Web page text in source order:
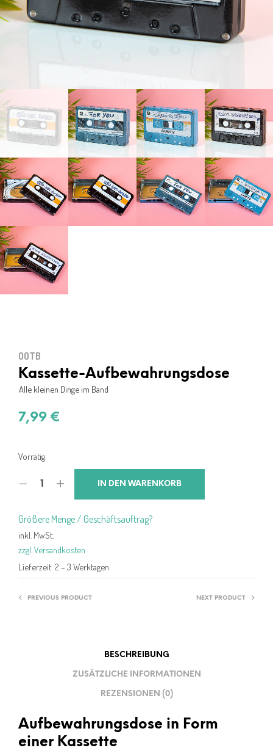
OOTB
Kassette-Aufbewahrungsdose
Alle kleinen Dinge im Band
7,99 €
Vorrätig
IN DEN WARENKORB
Größere Menge / Geschäftsauftrag?
inkl. MwSt.
zzgl. Versandkosten
Lieferzeit: 2 – 3 Werktagen
PREVIOUS PRODUCT NEXT PRODUCT
BESCHREIBUNG
ZUSÄTZLICHE INFORMATIONEN
REZENSIONEN (0)
Aufbewahrungsdose in Form
einer Kassette